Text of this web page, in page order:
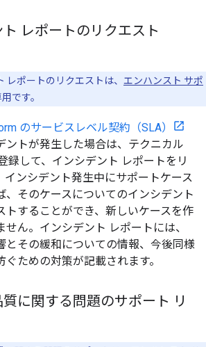
レポートのリクエスト
レポートのリクエストは、 エンハンスト サポ
です。
のサービスレベル契約（SLA）
ントが発生した場合は、テクニカル
録して、インシデント レポートをリ
インシデント発生中にサポートケース
、そのケースについてのインシデント
トすることができ、新しいケースを作
ん。インシデント レポートには、
とその緩和についての情報、今後同様
ための対策が記載されます。
に関する問題のサポート リ